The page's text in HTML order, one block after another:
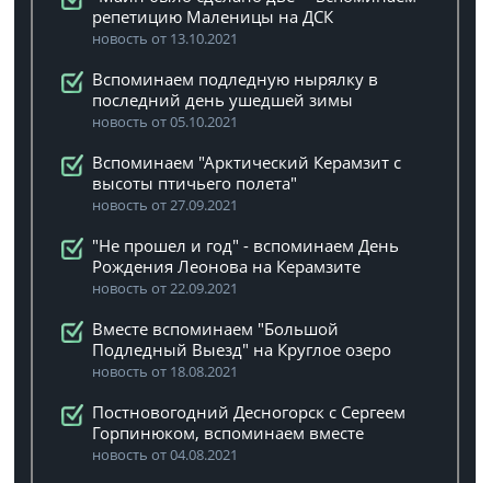
репетицию Маленицы на ДСК
новость от 13.10.2021
Вспоминаем подледную нырялку в
последний день ушедшей зимы
новость от 05.10.2021
Вспоминаем "Арктический Керамзит с
высоты птичьего полета"
новость от 27.09.2021
"Не прошел и год" - вспоминаем День
Рождения Леонова на Керамзите
новость от 22.09.2021
Вместе вспоминаем "Большой
Подледный Выезд" на Круглое озеро
новость от 18.08.2021
Постновогодний Десногорск с Сергеем
Горпинюком, вспоминаем вместе
новость от 04.08.2021